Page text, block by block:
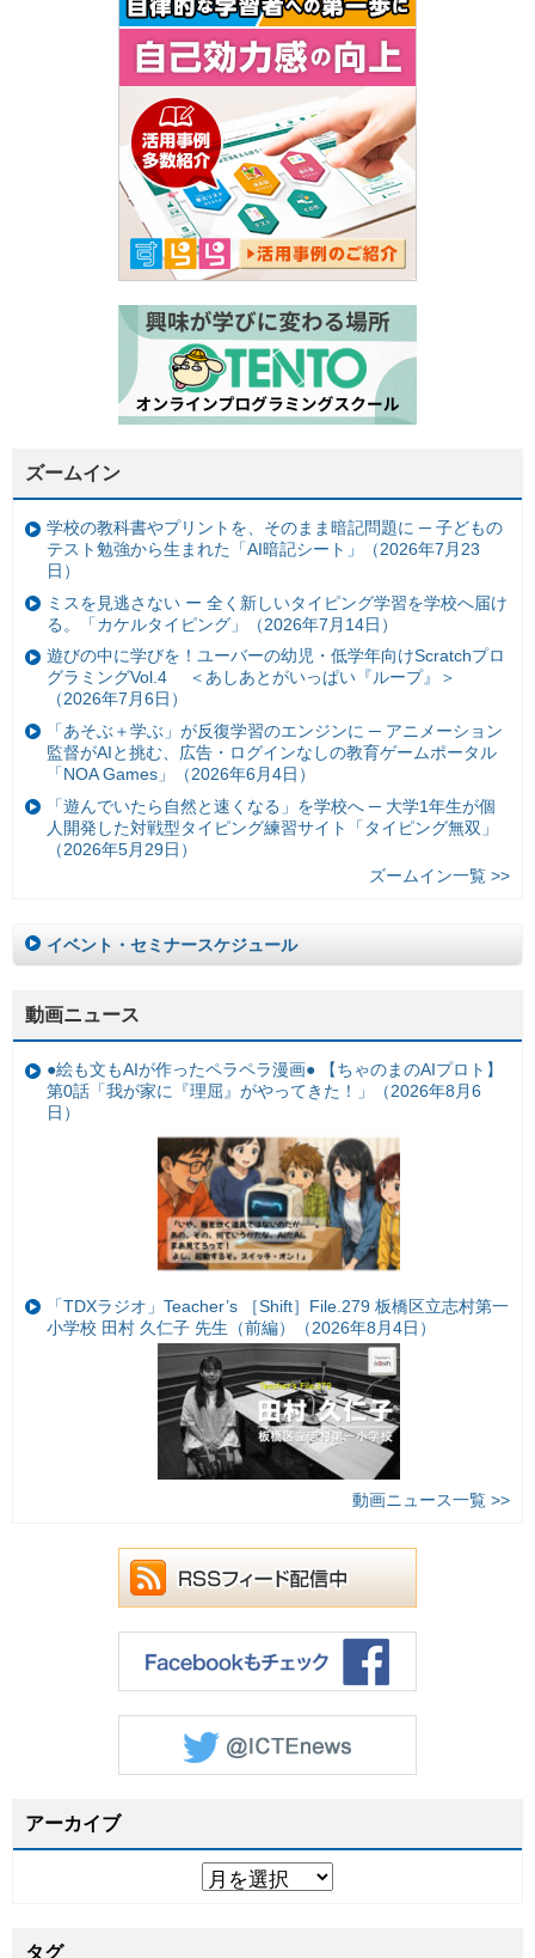
ズームイン
学校の教科書やプリントを、そのまま暗記問題に ─ 子どもの
テスト勉強から生まれた「AI暗記シート」（2026年7月23
日）
ミスを見逃さない ー 全く新しいタイピング学習を学校へ届け
る。「カケルタイピング」（2026年7月14日）
遊びの中に学びを！ユーバーの幼児・低学年向けScratchプロ
グラミングVol.4 ＜あしあとがいっぱい『ループ』＞
（2026年7月6日）
「あそぶ＋学ぶ」が反復学習のエンジンに ─ アニメーション
監督がAIと挑む、広告・ログインなしの教育ゲームポータル
「NOA Games」（2026年6月4日）
「遊んでいたら自然と速くなる」を学校へ ─ 大学1年生が個
人開発した対戦型タイピング練習サイト「タイピング無双」
（2026年5月29日）
ズームイン一覧 >>
イベント・セミナースケジュール
動画ニュース
●絵も文もAIが作ったペラペラ漫画● 【ちゃのまのAIプロト】
第0話「我が家に『理屈』がやってきた！」（2026年8月6
日）
「TDXラジオ」Teacher’s ［Shift］File.279 板橋区立志村第一
小学校 田村 久仁子 先生（前編）（2026年8月4日）
動画ニュース一覧 >>
アーカイブ
タグ